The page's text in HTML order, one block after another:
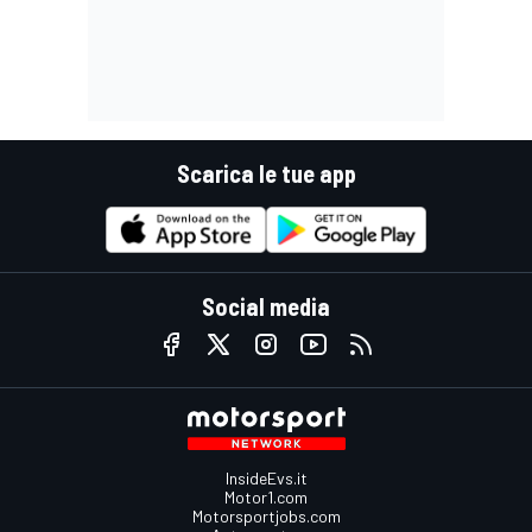
Scarica le tue app
Social media
InsideEvs.it
Motor1.com
Motorsportjobs.com